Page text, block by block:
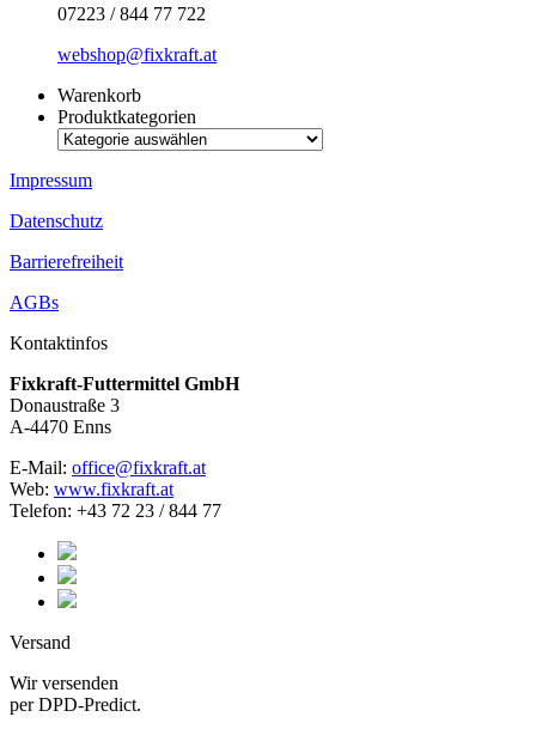
07223 / 844 77 722
webshop@fixkraft.at
Warenkorb
Produktkategorien
Impressum
Datenschutz
Barrierefreiheit
AGBs
Kontaktinfos
Fixkraft-Futtermittel GmbH
Donaustraße 3
A-4470 Enns
E-Mail: office@fixkraft.at
Web: www.fixkraft.at
Telefon: +43 72 23 / 844 77
Versand
Wir versenden
per DPD-Predict.